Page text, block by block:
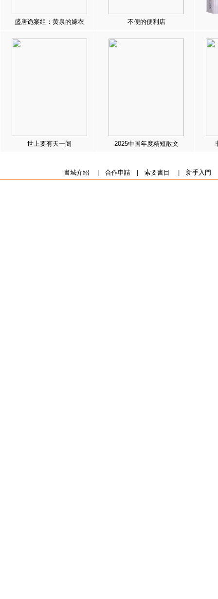
盛唐诡案组：黄泉的嫁衣 不便的便利店
世上要有天一阁 2025中国年度精短散文
書城介紹 合作申請| 索要書目 新手入門